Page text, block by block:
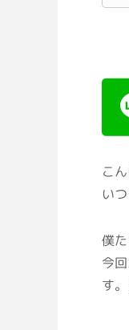
こ
い
僕
今
す